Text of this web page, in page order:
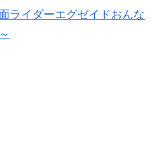
ライダーエグゼイドおんな